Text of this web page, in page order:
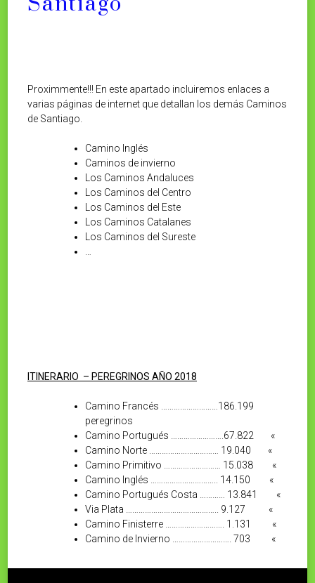
Proximmente!!! En este apartado incluiremos enlaces a
varias páginas de internet que detallan los demás Caminos
de Santiago.
Camino Inglés
Caminos de invierno
Los Caminos Andaluces
Los Caminos del Centro
Los Caminos del Este
Los Caminos Catalanes
Los Caminos del Sureste
ITINERARIO – PEREGRINOS AÑO 2018
Camino Francés ………………………186.199
peregrinos
Camino Portugués …………………….67.822 «
Camino Norte …………………………… 19.040 «
Camino Primitivo ……………………… 15.038 «
Camino Inglés ………………………….. 14.150 «
Camino Portugués Costa ………… 13.841 «
Via Plata …………………………………….. 9.127 «
Camino Finisterre ………………………. 1.131 «
Camino de Invierno ………………………. 703 «